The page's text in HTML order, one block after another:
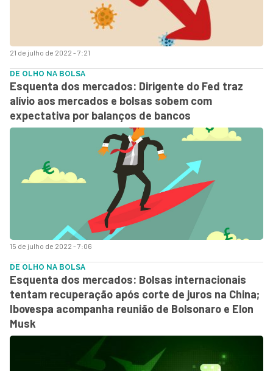
21 de julho de 2022 - 7:21
15 de julho de 2022 - 7:06
DE OLHO NA BOLSA
Esquenta dos mercados: Dirigente do Fed traz
alívio aos mercados e bolsas sobem com
expectativa por balanços de bancos
DE OLHO NA BOLSA
Esquenta dos mercados: Bolsas internacionais
tentam recuperação após corte de juros na China;
Ibovespa acompanha reunião de Bolsonaro e Elon
Musk